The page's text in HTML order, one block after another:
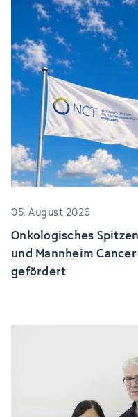
05. August 2026
Onkologisches
und Mannheim
gefördert